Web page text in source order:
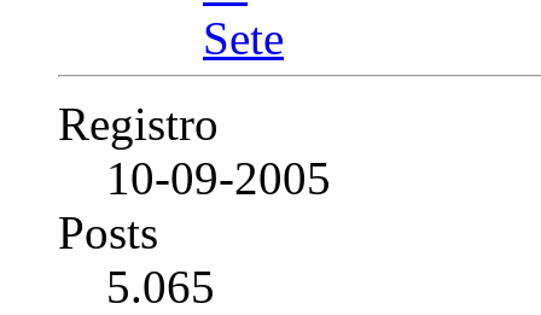
Registro
10-09-2005
Posts
5.065